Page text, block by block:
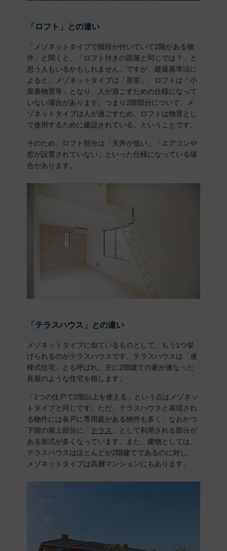
「ロフト」との違い
「メゾネットタイプで階段が付いていて2階がある物
件」と聞くと、「ロフト付きの部屋と同じでは？」と
思う人もいるかもしれません。ですが、建築基準法に
よると、メゾネットタイプは「居室」、ロフトは「小
屋裏物置等」となり、人が過ごすための仕様になって
いない場合があります。つまり2階部分について、メ
ゾネットタイプは人が過ごすため、ロフトは物置とし
て使用するために建設されている、ということです。
そのため、ロフト部分は「天井が低い」「エアコンや
窓が設置されていない」といった仕様になっている場
合があります。
「テラスハウス」との違い
メゾネットタイプに似ているものとして、もう1つ挙
げられるのがテラスハウスです。テラスハウスは「連
棟式住宅」とも呼ばれ、主に2階建ての家が連なった
長屋のような住宅を指します。
「1つの住戸で2階以上を使える」という点はメゾネッ
トタイプと同じです。ただ、テラスハウスと表現され
る物件には各戸に専用庭がある物件も多く、なおかつ
下階の屋上部分に「 テラス 」として利用される部分が
ある形式が多くなっています。また、建物としては、
テラスハウスはほとんどが2階建てであるのに対し、
メゾネットタイプは高層マンションにもあります。